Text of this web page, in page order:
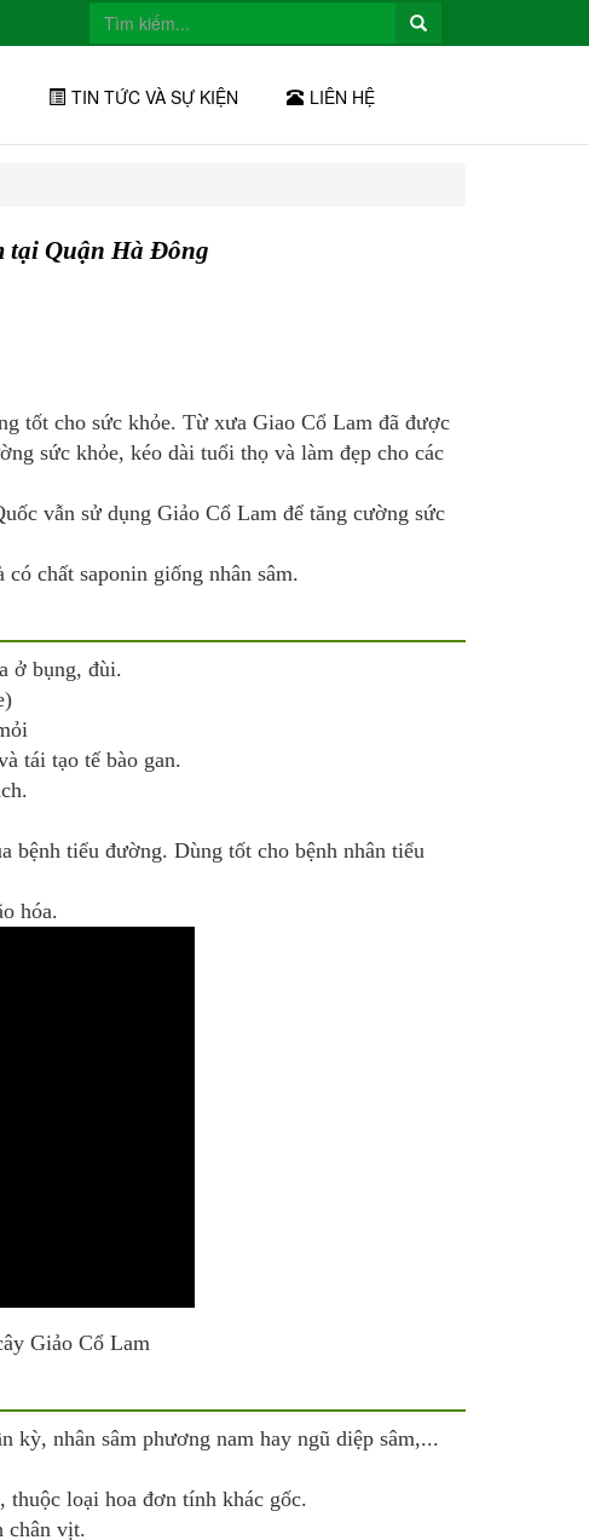
TIN TỨC VÀ SỰ KIỆN LIÊN HỆ
tại Quận Hà Đông
tốt cho sức khỏe. Từ xưa Giao Cổ Lam đã được
sức khỏe, kéo dài tuổi thọ và làm đẹp cho các
vẫn sử dụng Giảo Cổ Lam để tăng cường sức
chất saponin giống nhân sâm.
ở bụng, đùi.
tái tạo tế bào gan.
bệnh tiểu đường. Dùng tốt cho bệnh nhân tiểu
hóa.
Giảo Cổ Lam
kỳ, nhân sâm phương nam hay ngũ diệp sâm,...
thuộc loại hoa đơn tính khác gốc.
chân vịt.